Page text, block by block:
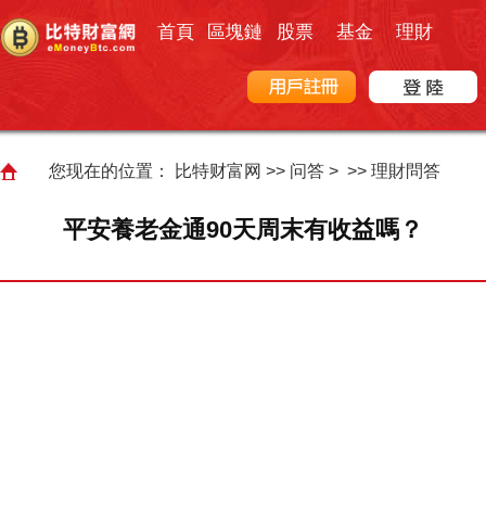
首頁 區塊鏈 股票 基金 理財
您现在的位置： 比特财富网 >> 问答> >> 理財問答
平安養老金通90天周末有收益嗎？